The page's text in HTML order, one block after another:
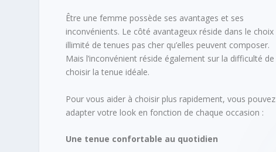
Être une femme possède ses avantages et ses
inconvénients. Le côté avantageux réside dans le choix
illimité de tenues pas cher qu’elles peuvent composer.
Mais l’inconvénient réside également sur la difficulté de
choisir la tenue idéale.
Pour vous aider à choisir plus rapidement, vous pouvez
adapter votre look en fonction de chaque occasion :
Une tenue confortable au quotidien